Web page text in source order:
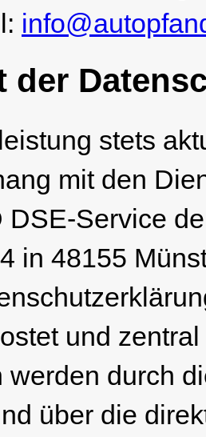
der
stets
mit den
DSE-Service
in 48155
und
werden durch
über die